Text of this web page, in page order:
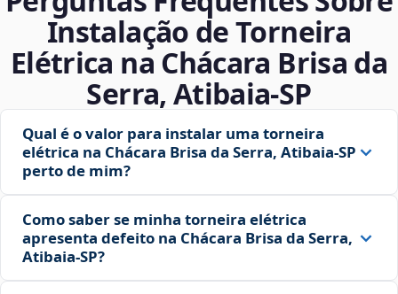
Instalação de Torneira
Elétrica na Chácara Brisa da
Serra, Atibaia‑SP
Qual é o valor para instalar uma torneira
elétrica na Chácara Brisa da Serra, Atibaia‑SP
perto de mim?
Como saber se minha torneira elétrica
apresenta defeito na Chácara Brisa da Serra,
Atibaia‑SP?